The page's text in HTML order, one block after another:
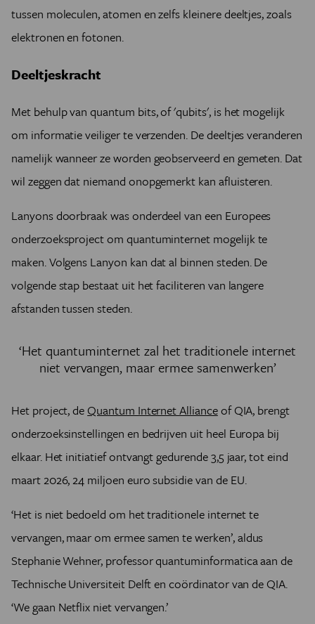
tussen moleculen, atomen en zelfs kleinere deeltjes, zoals
elektronen en fotonen.
Deeltjeskracht
Met behulp van quantum bits, of 'qubits', is het mogelijk
om informatie veiliger te verzenden. De deeltjes veranderen
namelijk wanneer ze worden geobserveerd en gemeten. Dat
wil zeggen dat niemand onopgemerkt kan afluisteren.
Lanyons doorbraak was onderdeel van een Europees
onderzoeksproject om quantuminternet mogelijk te
maken. Volgens Lanyon kan dat al binnen steden. De
volgende stap bestaat uit het faciliteren van langere
afstanden tussen steden.
‘Het quantuminternet zal het traditionele internet
niet vervangen, maar ermee samenwerken’
Het project, de Quantum Internet Allianceof QIA, brengt
onderzoeksinstellingen en bedrijven uit heel Europa bij
elkaar. Het initiatief ontvangt gedurende 3,5 jaar, tot eind
maart 2026, 24 miljoen euro subsidie van de EU.
‘Het is niet bedoeld om het traditionele internet te
vervangen, maar om ermee samen te werken’,aldus
Stephanie Wehner, professor quantuminformatica aan de
Technische Universiteit Delft en coördinator van de QIA.
‘We gaan Netflix niet vervangen.’